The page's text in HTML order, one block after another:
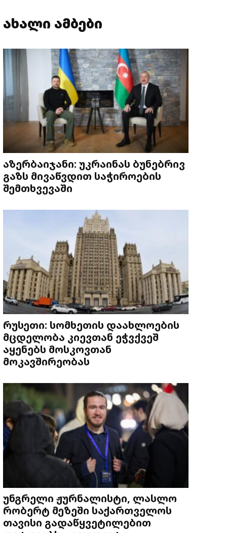
ახალი ამბები
აზერბაიჯანი: უკრაინას ბუნებრივ
გაზს მივაწვდით საჭიროების
შემთხვევაში
რუსეთი: სომხეთის დაახლოების
მცდელობა კიევთან ეჭვქვეშ
აყენებს მოსკოვთან
მოკავშირეობას
უნგრელი ჟურნალისტი, ლასლო
რობერტ მეზეში საქართველოს
თავისი გადაწყვეტილებით